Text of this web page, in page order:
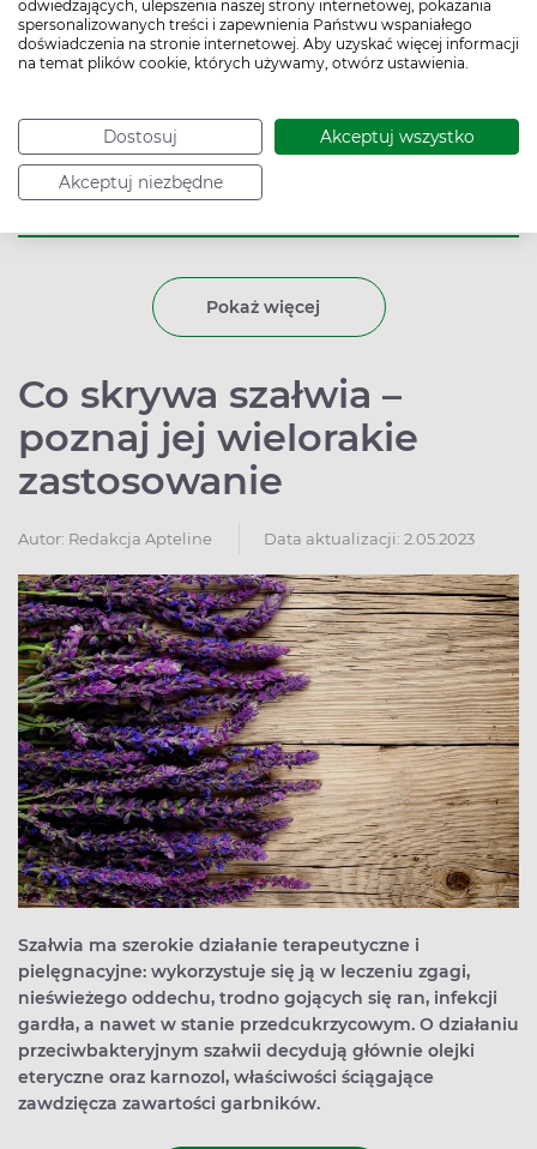
odwiedzających, ulepszenia naszej strony internetowej, pokazania
spersonalizowanych treści i zapewnienia Państwu wspaniałego
doświadczenia na stronie internetowej. Aby uzyskać więcej informacji
na temat plików cookie, których używamy, otwórz ustawienia.
Dostosuj Akceptuj wszystko
Akceptuj niezbędne
drobnych kwiatków
Rumianek należy do najstarszych roślin
wykorzystywanych w ziołolecznictwie. To panaceum na
wiele dolegliwości, np. takich jak alergia, problemy z
Pokaż więcej
Co skrywa szałwia –
poznaj jej wielorakie
zastosowanie
Autor: Redakcja Apteline Data aktualizacji: 2.05.2023
Szałwia ma szerokie działanie terapeutyczne i
pielęgnacyjne: wykorzystuje się ją w leczeniu zgagi,
nieświeżego oddechu, trodno gojących się ran, infekcji
gardła, a nawet w stanie przedcukrzycowym. O działaniu
przeciwbakteryjnym szałwii decydują głównie olejki
eteryczne oraz karnozol, właściwości ściągające
zawdzięcza zawartości garbników.